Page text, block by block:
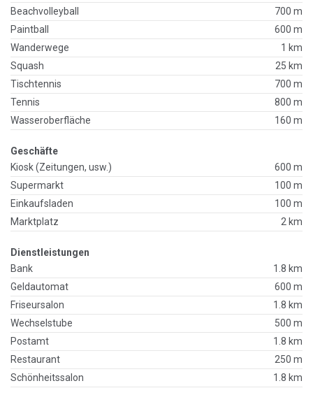
Beachvolleyball
700 m
Paintball
600 m
Wanderwege
1 km
Squash
25 km
Tischtennis
700 m
Tennis
800 m
Wasseroberfläche
160 m
Geschäfte
Kiosk (Zeitungen, usw.)
600 m
Supermarkt
100 m
Einkaufsladen
100 m
Marktplatz
2 km
Dienstleistungen
Bank
1.8 km
Geldautomat
600 m
Friseursalon
1.8 km
Wechselstube
500 m
Postamt
1.8 km
Restaurant
250 m
Schönheitssalon
1.8 km